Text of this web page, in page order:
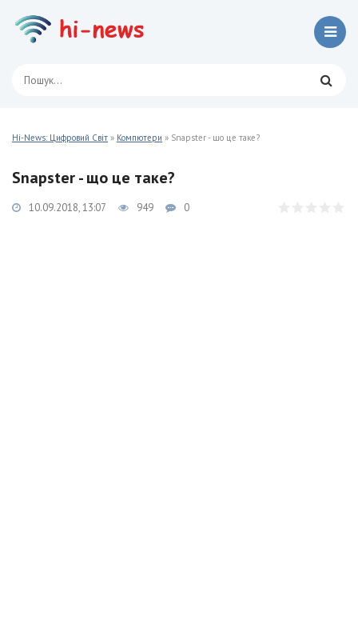
Hi-News: Цифровий Світ » Компютери » Snapster - що це таке?
Snapster - що це таке?
10.09.2018, 13:07 949 0